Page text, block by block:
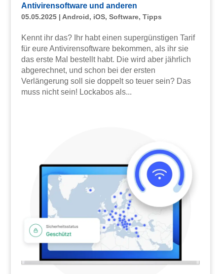
Antivirensoftware und anderen
05.05.2025| Android, iOS, Software, Tipps
Kennt ihr das? Ihr habt einen supergünstigen Tarif
für eure Antivirensoftware bekommen, als ihr sie
das erste Mal bestellt habt. Die wird aber jährlich
abgerechnet, und schon bei der ersten
Verlängerung soll sie doppelt so teuer sein? Das
muss nicht sein! Lockabos als...